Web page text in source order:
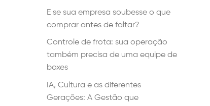
E se sua empresa soubesse o que
comprar antes de faltar?
Controle de frota: sua operação
também precisa de uma equipe de
boxes
IA, Cultura e as diferentes
Gerações: A Gestão que